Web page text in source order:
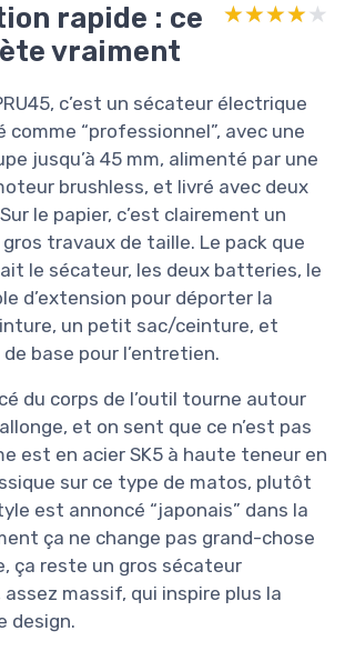
rapide : ce
vraiment
★★★★★
★★★★★
c’est un sécateur électrique
comme “professionnel”, avec une
jusqu’à 45 mm, alimenté par une
brushless, et livré avec deux
le papier, c’est clairement un
travaux de taille. Le pack que
le sécateur, les deux batteries, le
d’extension pour déporter la
un petit sac/ceinture, et
base pour l’entretien.
du corps de l’outil tourne autour
et on sent que ce n’est pas
est en acier SK5 à haute teneur en
sur ce type de matos, plutôt
est annoncé “japonais” dans la
ça ne change pas grand-chose
ça reste un gros sécateur
massif, qui inspire plus la
design.